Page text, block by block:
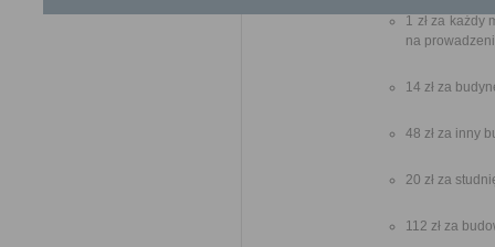
1 zł za każdy
na
14 zł za
48 zł za inny
20 zł za
112 zł za